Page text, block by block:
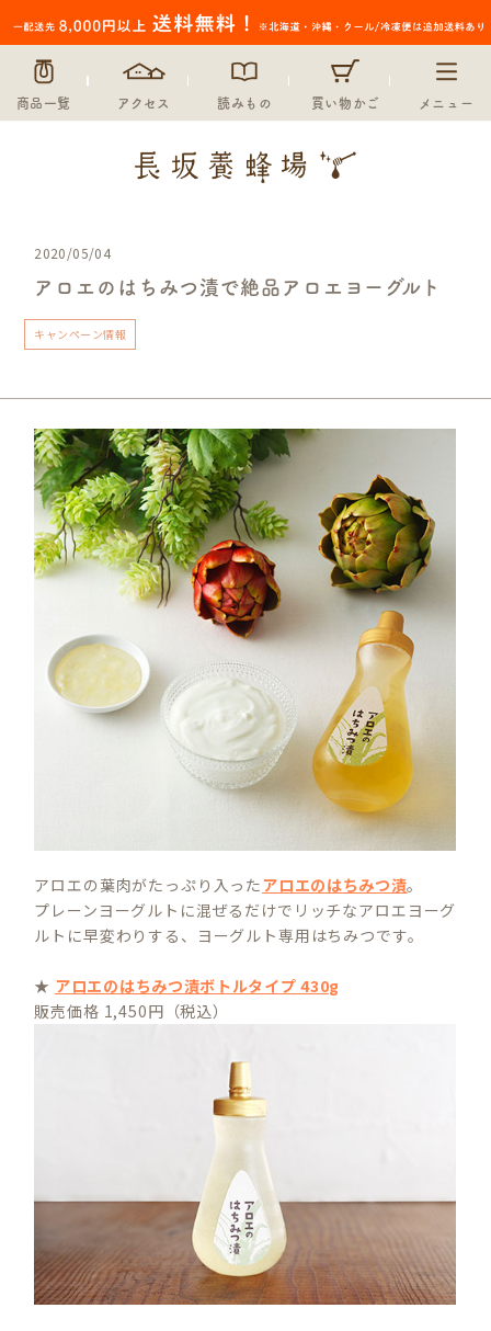
商品一覧 アクセス 読みもの 買い物かご メニュー
2020/05/04
アロエのはちみつ漬で絶品アロエヨーグルト
キャンペーン情報
アロエの葉肉がたっぷり入ったアロエのはちみつ漬。
プレーンヨーグルトに混ぜるだけでリッチなアロエヨーグ
ルトに早変わりする、ヨーグルト専用はちみつです。
★ アロエのはちみつ漬ボトルタイプ 430g
販売価格 1,450円（税込）